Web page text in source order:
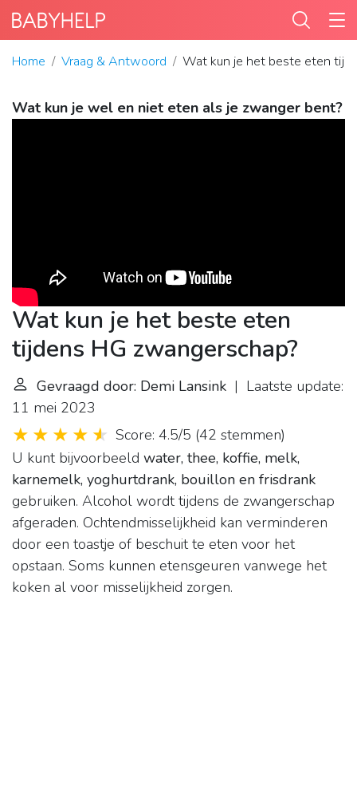
Home Vraag & Antwoord Wat kun je het beste eten
Wat kun je wel en niet eten als je zwanger bent?
Wat kun je het beste eten
tijdens HG zwangerschap?
Gevraagd door: Demi Lansink | Laatste update:
11 mei 2023
Score: 4.5/5 (42 stemmen)
U kunt bijvoorbeeld water, thee, koffie, melk,
karnemelk, yoghurtdrank, bouillon en frisdrank
gebruiken. Alcohol wordt tijdens de zwangerschap
afgeraden. Ochtendmisselijkheid kan verminderen
door een toastje of beschuit te eten voor het
opstaan. Soms kunnen etensgeuren vanwege het
koken al voor misselijkheid zorgen.